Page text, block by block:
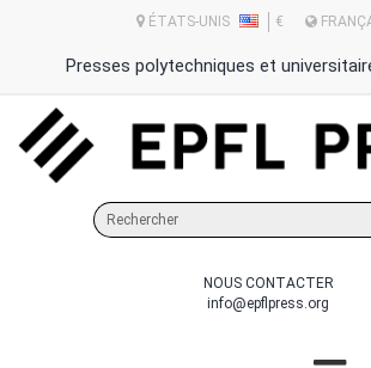
ÉTATS-UNIS €
Presses polytechniques et
sur
site
NOUS CONTACTER
info@epflpress.org